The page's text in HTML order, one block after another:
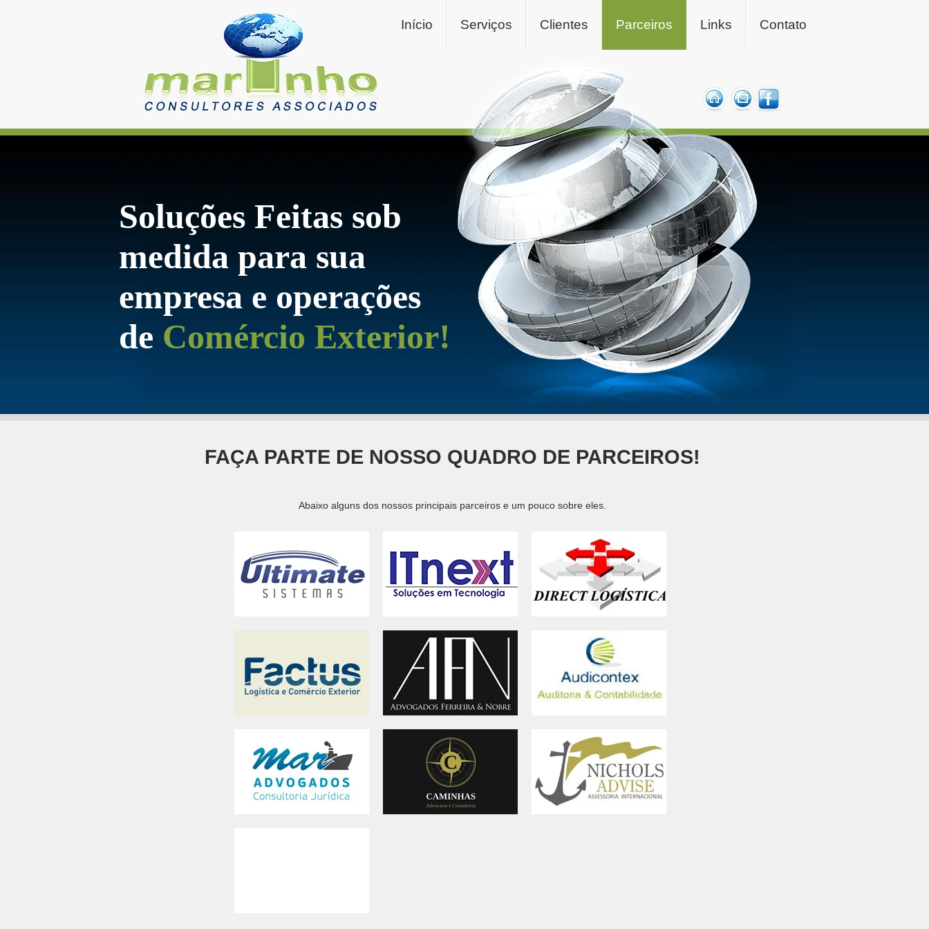
Início Serviços Clientes Parceiros Links Contato
Soluções Feitas sob
medida para sua
empresa e operações
de Comércio Exterior!
FAÇA PARTE DE NOSSO QUADRO DE PARCEIROS!
Abaixo alguns dos nossos principais parceiros e um pouco sobre eles.